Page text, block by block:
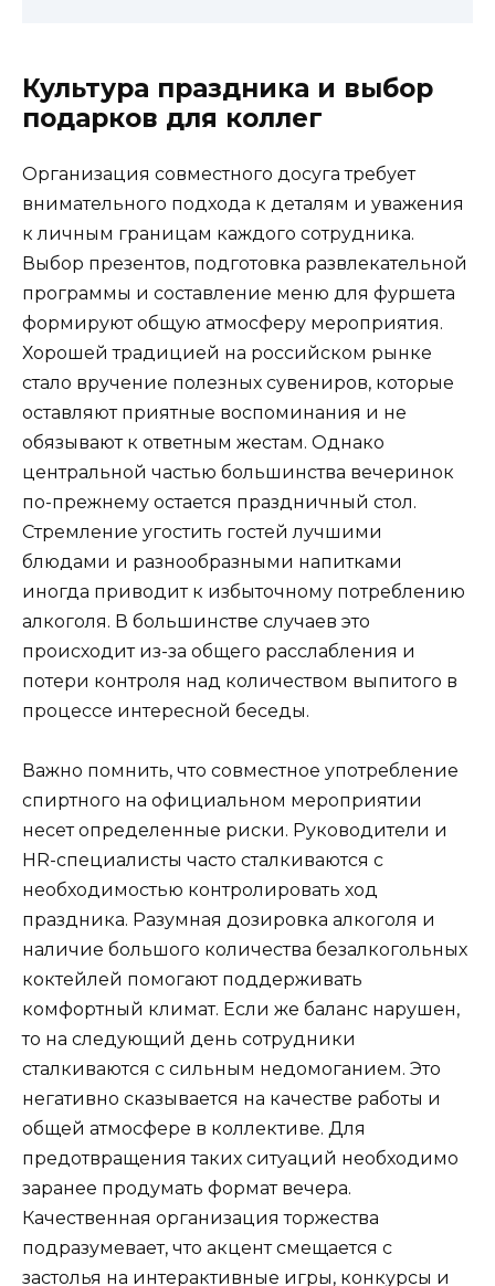
Культура праздника и выбор
подарков для коллег
Организация совместного досуга требует
внимательного подхода к деталям и уважения
к личным границам каждого сотрудника.
Выбор презентов, подготовка развлекательной
программы и составление меню для фуршета
формируют общую атмосферу мероприятия.
Хорошей традицией на российском рынке
стало вручение полезных сувениров, которые
оставляют приятные воспоминания и не
обязывают к ответным жестам. Однако
центральной частью большинства вечеринок
по-прежнему остается праздничный стол.
Стремление угостить гостей лучшими
блюдами и разнообразными напитками
иногда приводит к избыточному потреблению
алкоголя. В большинстве случаев это
происходит из-за общего расслабления и
потери контроля над количеством выпитого в
процессе интересной беседы.
Важно помнить, что совместное употребление
спиртного на официальном мероприятии
несет определенные риски. Руководители и
HR-специалисты часто сталкиваются с
необходимостью контролировать ход
праздника. Разумная дозировка алкоголя и
наличие большого количества безалкогольных
коктейлей помогают поддерживать
комфортный климат. Если же баланс нарушен,
то на следующий день сотрудники
сталкиваются с сильным недомоганием. Это
негативно сказывается на качестве работы и
общей атмосфере в коллективе. Для
предотвращения таких ситуаций необходимо
заранее продумать формат вечера.
Качественная организация торжества
подразумевает, что акцент смещается с
застолья на интерактивные игры, конкурсы и